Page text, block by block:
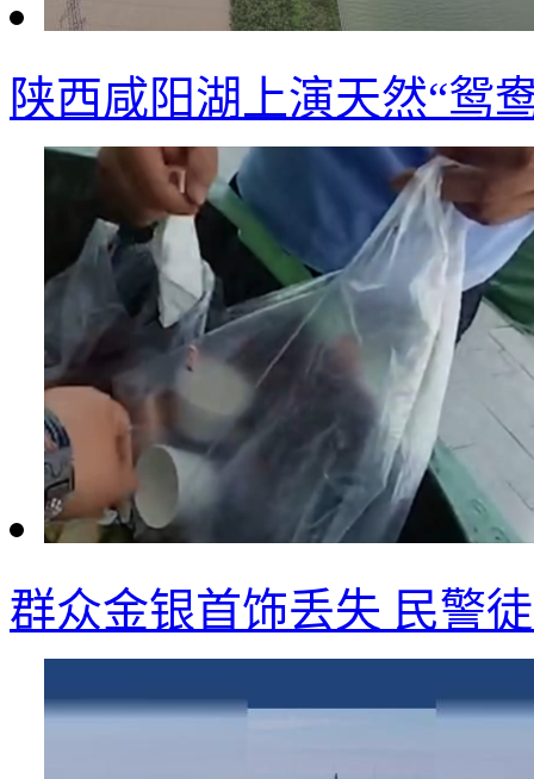
陕西咸阳湖上演天然“鸳
群众金银首饰丢失 民警